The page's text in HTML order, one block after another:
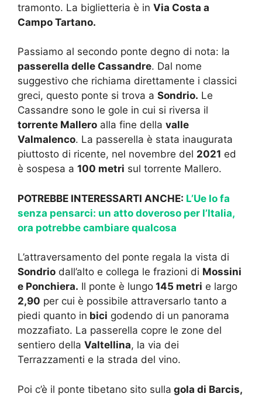
tramonto. La biglietteria è in Via Costa a
Campo Tartano.
Passiamo al secondo ponte degno di nota: la
passerella delle Cassandre. Dal nome
suggestivo che richiama direttamente i classici
greci, questo ponte si trova a Sondrio. Le
Cassandre sono le gole in cui si riversa il
torrente Mallero alla fine della valle
Valmalenco. La passerella è stata inaugurata
piuttosto di ricente, nel novembre del 2021 ed
è sospesa a 100 metri sul torrente Mallero.
POTREBBE INTERESSARTI ANCHE: L’Ue lo fa
senza pensarci: un atto doveroso per l’Italia,
ora potrebbe cambiare qualcosa
L’attraversamento del ponte regala la vista di
Sondrio dall’alto e collega le frazioni di Mossini
e Ponchiera. Il ponte è lungo 145 metri e largo
2,90 per cui è possibile attraversarlo tanto a
piedi quanto in bici godendo di un panorama
mozzafiato. La passerella copre le zone del
sentiero della Valtellina, la via dei
Terrazzamenti e la strada del vino.
Poi c’è il ponte tibetano sito sulla gola di Barcis,